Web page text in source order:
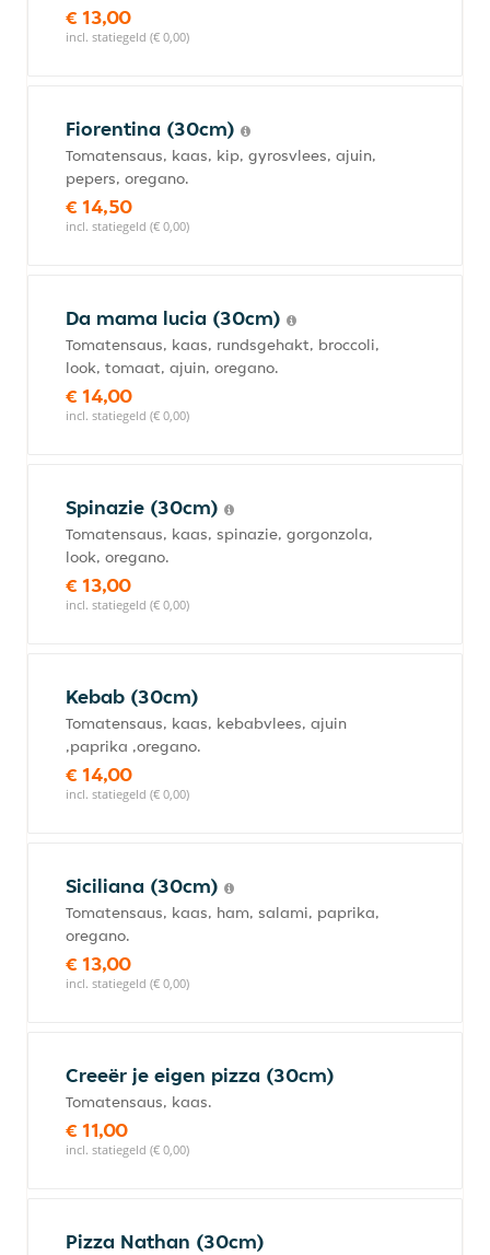
€ 13,00
incl. statiegeld (€ 0,00)
Fiorentina (30cm)
Tomatensaus, kaas, kip, gyrosvlees, ajuin,
pepers, oregano.
€ 14,50
incl. statiegeld (€ 0,00)
Da mama lucia (30cm)
Tomatensaus, kaas, rundsgehakt, broccoli,
look, tomaat, ajuin, oregano.
€ 14,00
incl. statiegeld (€ 0,00)
Spinazie (30cm)
Tomatensaus, kaas, spinazie, gorgonzola,
look, oregano.
€ 13,00
incl. statiegeld (€ 0,00)
Kebab (30cm)
Tomatensaus, kaas, kebabvlees, ajuin
,paprika ,oregano.
€ 14,00
incl. statiegeld (€ 0,00)
Siciliana (30cm)
Tomatensaus, kaas, ham, salami, paprika,
oregano.
€ 13,00
incl. statiegeld (€ 0,00)
Creeër je eigen pizza (30cm)
Tomatensaus, kaas.
€ 11,00
incl. statiegeld (€ 0,00)
Pizza Nathan (30cm)